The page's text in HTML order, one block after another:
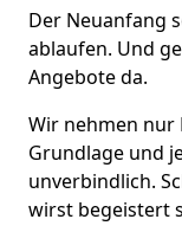
Der Neuanfang
ablaufen. Und
Angebote da.
Wir nehmen nur
Grundlage und
unverbindlich.
wirst begeistert